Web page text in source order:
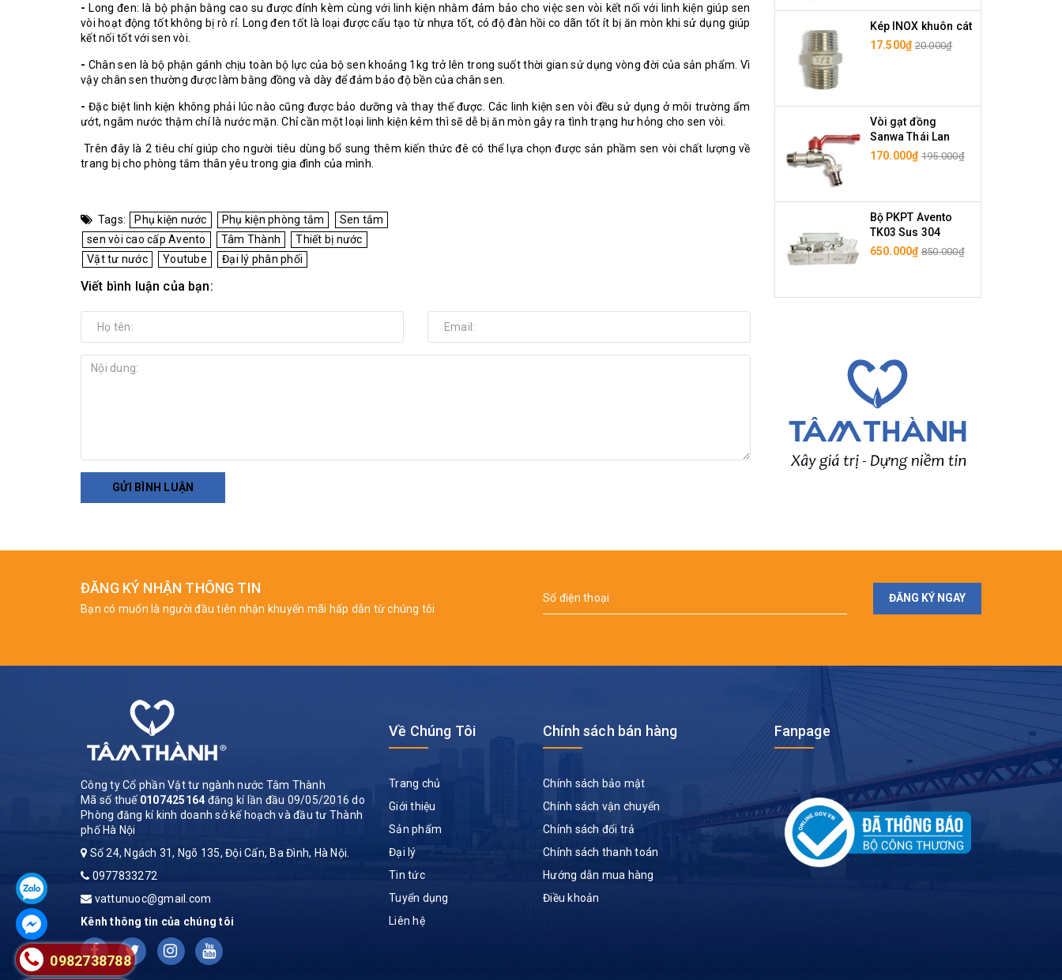
-Long đen: là bộ phận bằng cao su được đính kèm cùng với linh kiện nhằm đảm bảo cho việc sen vòi kết nối với linh kiện giúp sen
vòi hoạt động tốt không bị rò rỉ. Long đen tốt là loại được cấu tạo từ nhựa tốt, có độ đàn hồi co dãn tốt ít bị ăn mòn khi sử dụng giúp
kết nối tốt với sen vòi.
- Chân sen là bộ phận gánh chịu toàn bộ lực của bộ sen khoảng 1kg trở lên trong suốt thời gian sử dụng vòng đời của sản phẩm. Vì
vậy chân sen thường được làm bằng đồng và dày để đảm bảo độ bền của chân sen.
-Đặc biệt linh kiện không phải lúc nào cũng được bảo dưỡng và thay thế được. Các linh kiện sen vòi đều sử dụng ở môi trường ẩm
ướt, ngâm nước thậm chí là nước mặn. Chỉ cần một loại linh kiện kém thì sẽ dễ bị ăn mòn gây ra tình trạng hư hỏng cho sen vòi.
Trên đây là 2 tiêu chí giúp cho người tiêu dùng bổ sung thêm kiến thức đê có thể lựa chọn được sản phầm sen vòi chất lượng về
trang bị cho phòng tắm thân yêu trong gia đình của mình.
Tags: Phụ kiện nước Phụ kiện phòng tắm
Sen tắm
sen vòi cao cấp Avento
Tâm Thành
Thiết bị nước
Vật tư nước
Youtube Đại lý phân phối
Viết bình luận của bạn:
GỬI BÌNH LUẬN
Kép INOX khuôn cát
17.500₫ 20.000₫
Vòi gạt đồng
Sanwa Thái Lan
170.000₫ 195.000₫
Bộ PKPT Avento
TK03 Sus 304
650.000₫ 850.000₫
ĐĂNG KÝ NHẬN THÔNG TIN
Bạn có muốn là người đầu tiên nhận khuyến mãi hấp dẫn từ chúng tôi
ĐĂNG KÝ NGAY
Công ty Cổ phần Vật tư ngành nước Tâm Thành
Mã số thuế 0107425164đăng kí lần đầu 09/05/2016 do
Phòng đăng kí kinh doanh sở kế hoạch và đầu tư Thành
phố Hà Nội
Số 24, Ngách 31, Ngõ 135, Đội Cấn, Ba Đình, Hà Nội.
0977833272
vattunuoc@gmail.com
Kênh thông tin của chúng tôi
Về Chúng Tôi
Trang chủ
Giới thiệu
Sản phẩm
Đại lý
Tin tức
Tuyển dụng
Liên hệ
Chính sách bán hàng
Chính sách bảo mật
Chính sách vận chuyển
Chính sách đổi trả
Chính sách thanh toán
Hướng dẫn mua hàng
Điều khoản
Fanpage
0982738788